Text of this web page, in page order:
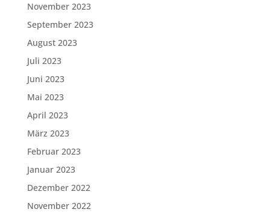
November 2023
September 2023
August 2023
Juli 2023
Juni 2023
Mai 2023
April 2023
März 2023
Februar 2023
Januar 2023
Dezember 2022
November 2022